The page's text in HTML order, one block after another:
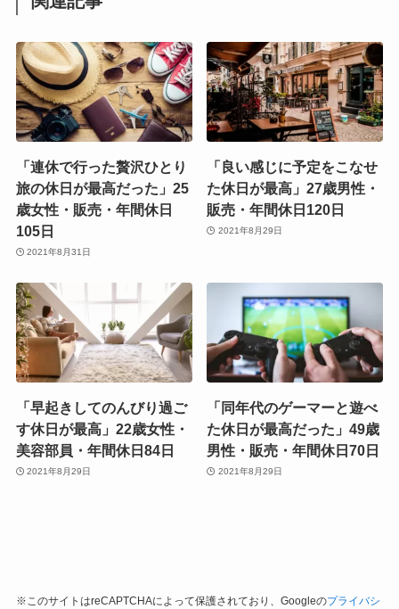
「連休で行った贅沢ひとり
旅の休日が最高だった」25
歳女性・販売・年間休日
105日
2021年8月31日
「良い感じに予定をこなせ
た休日が最高」27歳男性・
販売・年間休日120日
2021年8月29日
「早起きしてのんびり過ご
す休日が最高」22歳女性・
美容部員・年間休日84日
2021年8月29日
「同年代のゲーマーと遊べ
た休日が最高だった」49歳
男性・販売・年間休日70日
2021年8月29日
※このサイトはreCAPTCHAによって保護されており、Googleのプライバシ